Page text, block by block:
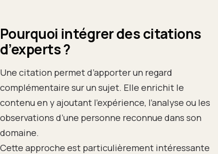
Pourquoi intégrer des citations
d’experts ?
Une citation permet d’apporter un regard
complémentaire sur un sujet. Elle enrichit le
contenu en y ajoutant l’expérience, l’analyse ou les
observations d’une personne reconnue dans son
domaine.
Cette approche est particulièrement intéressante